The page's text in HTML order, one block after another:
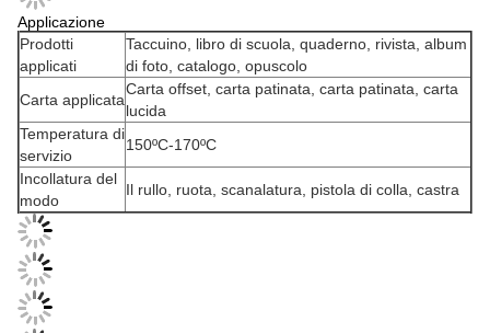
Applicazione
Prodotti
applicati
Taccuino, libro di scuola, quaderno, rivista, album
di foto, catalogo, opuscolo
Carta applicata
Carta offset, carta patinata, carta patinata, carta
lucida
Temperatura di
servizio
150ºC-170ºC
Incollatura del
modo
Il rullo, ruota, scanalatura, pistola di colla, castra